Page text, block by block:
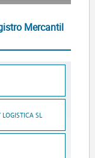
Mercantil
SL